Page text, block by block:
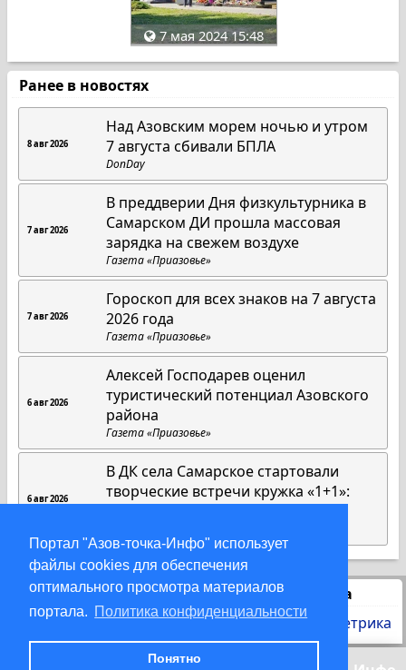
Портал "Азов-точка-Инфо" использует
файлы cookies для обеспечения
оптимального просмотра материалов
портала. Политика конфиденциальности
Понятно
7 мая 2024 15:48
Ранее в новостях
8 авг 2026
Над Азовским морем ночью и утром
7 августа сбивали БПЛА
DonDay
7 авг 2026
В преддверии Дня физкультурника в
Самарском ДИ прошла массовая
зарядка на свежем воздухе
Газета «Приазовье»
7 авг 2026
Гороскоп для всех знаков на 7 августа
2026 года
Газета «Приазовье»
6 авг 2026
Алексей Господарев оценил
туристический потенциал Азовского
района
Газета «Приазовье»
6 авг 2026
В ДК села Самарское стартовали
творческие встречи кружка «1+1»:
Статистика